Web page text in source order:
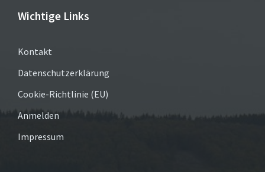
Wichtige Links
Kontakt
Datenschutzerklärung
Cookie-Richtlinie (EU)
Anmelden
Impressum